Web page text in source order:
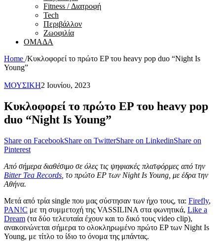
Fitness / Διατροφή
Tech
Περιβάλλον
Ζωοφιλία
ΟΜΑΔΑ
Home /Kυκλοφορεί το πρώτο EP του heavy pop duo “Night Is
Young”
ΜΟΥΣΙΚΗ2 Ιουνίου, 2023
Kυκλοφορεί το πρώτο EP του heavy pop
duo “Night Is Young”
Share on FacebookShare on TwitterShare on LinkedinShare on
Pinterest
Από σήμερα διαθέσιμο σε όλες τις ψηφιακές πλατφόρμες από την
Bitter Tea Records , το πρώτο EP των Night Is Young, με έδρα την
Αθήνα.
Μετά από τρία single που μας σύστησαν των ήχο τους, τα: Firefly,
PAN!C με τη συμμετοχή της VASSILINA στα φωνητικά, Like a
Dream (τα δύο τελευταία έχουν και το δικό τους video clip),
ανακοινώνεται σήμερα το ολοκληρωμένο πρώτο EP των Night Is
Young, με τίτλο το ίδιο το όνομα της μπάντας.